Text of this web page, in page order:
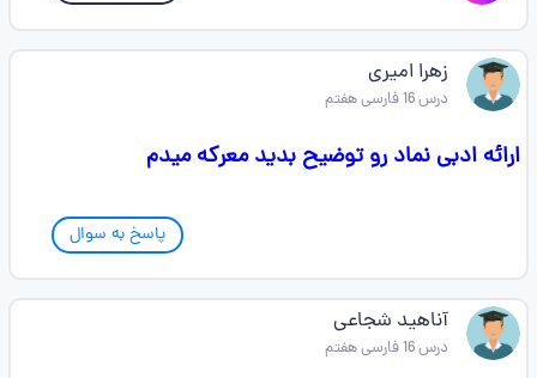
زهرا امیری
درس 16 فارسی هفتم
ارائه ادبی نماد رو توضیح بدید معرکه میدم
پاسخ به سوال
آناهید شجاعی
درس 16 فارسی هفتم